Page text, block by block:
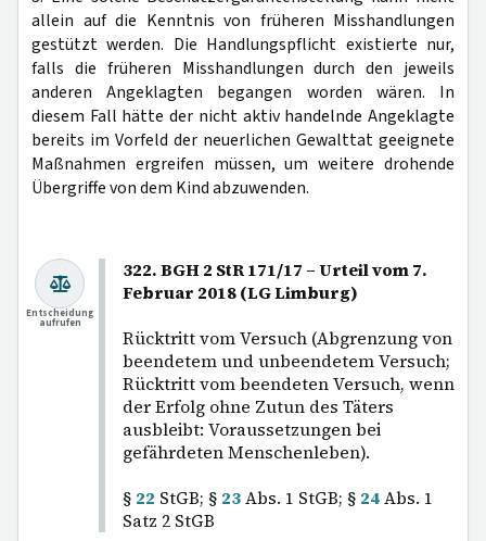
allein auf die Kenntnis von früheren Misshandlungen
gestützt werden. Die Handlungspflicht existierte nur,
falls die früheren Misshandlungen durch den jeweils
anderen Angeklagten begangen worden wären. In
diesem Fall hätte der nicht aktiv handelnde Angeklagte
bereits im Vorfeld der neuerlichen Gewalttat geeignete
Maßnahmen ergreifen müssen, um weitere drohende
Übergriffe von dem Kind abzuwenden.
322. BGH 2 StR 171/17 – Urteil vom 7.
Februar 2018 (LG Limburg)
Rücktritt vom Versuch (Abgrenzung von
beendetem und unbeendetem Versuch;
Rücktritt vom beendeten Versuch, wenn
der Erfolg ohne Zutun des Täters
ausbleibt: Voraussetzungen bei
gefährdeten Menschenleben).
§ 22 StGB; § 23Abs. 1 StGB; § 24Abs. 1
Satz 2 StGB
Entscheidung
aufrufen